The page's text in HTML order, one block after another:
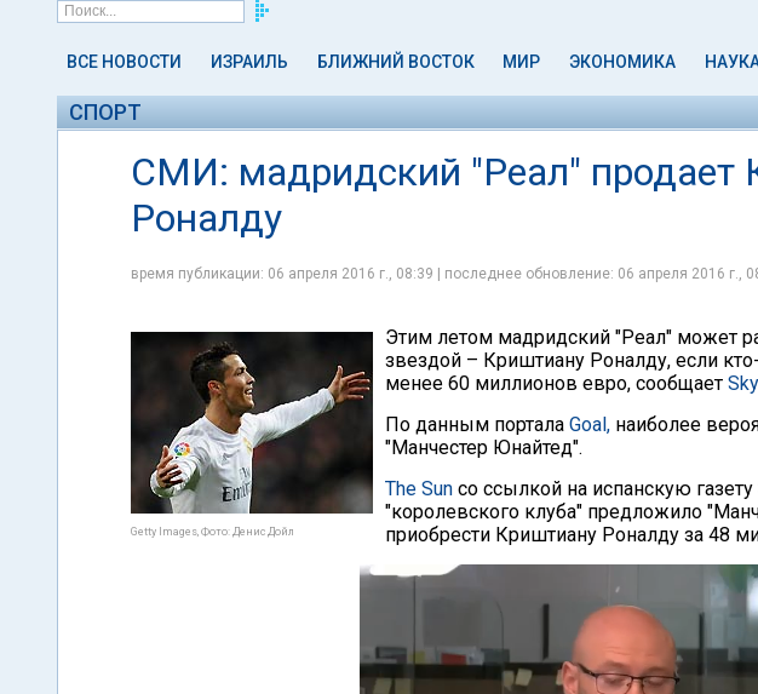
ВСЕ НОВОСТИ ИЗРАИЛЬ БЛИЖНИЙ ВОСТОК МИР ЭКОНОМИКА
СПОРТ
СМИ: мадридский "Реал" продает
Роналду
время публикации: 06 апреля 2016 г., 08:39 | последнее обновление: 06 апреля 2016 г.,
Getty Images, Фото: Денис Дойл
Этим летом мадридский "Реал" может
звездой – Криштиану Роналду, если
менее 60 миллионов евро, сообщает
По данным портала Goal, наиболее
"Манчестер Юнайтед".
The Sun со ссылкой на испанскую
"королевского клуба" предложило
приобрести Криштиану Роналду за 48